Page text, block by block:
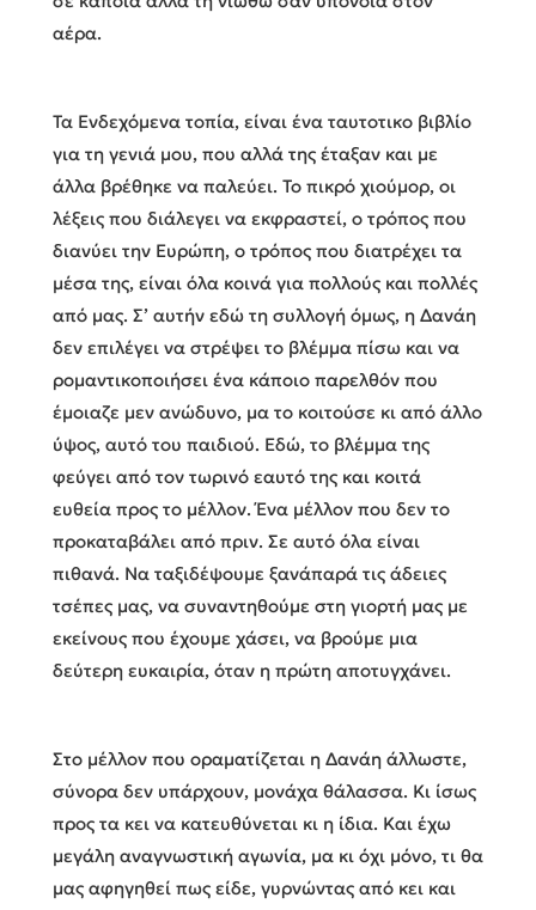
αέρα.
Τα Ενδεχόμενα τοπία, είναι ένα ταυτοτικο βιβλίο
για τη γενιά μου, που αλλά της έταξαν και με
άλλα βρέθηκε να παλεύει. Το πικρό χιούμορ, οι
λέξεις που διάλεγει να εκφραστεί, ο τρόπος που
διανύει την Ευρώπη, ο τρόπος που διατρέχει τα
μέσα της, είναι όλα κοινά για πολλούς και πολλές
από μας. Σ’ αυτήν εδώ τη συλλογή όμως, η Δανάη
δεν επιλέγει να στρέψει το βλέμμα πίσω και να
ρομαντικοποιήσει ένα κάποιο παρελθόν που
έμοιαζε μεν ανώδυνο, μα το κοιτούσε κι από άλλο
ύψος, αυτό του παιδιού. Εδώ, το βλέμμα της
φεύγει από τον τωρινό εαυτό της και κοιτά
ευθεία προς το μέλλον. Ένα μέλλον που δεν το
προκαταβάλει από πριν. Σε αυτό όλα είναι
πιθανά. Να ταξιδέψουμε ξανάπαρά τις άδειες
τσέπες μας, να συναντηθούμε στη γιορτή μας με
εκείνους που έχουμε χάσει, να βρούμε μια
δεύτερη ευκαιρία, όταν η πρώτη αποτυγχάνει.
Στο μέλλον που οραματίζεται η Δανάη άλλωστε,
σύνορα δεν υπάρχουν, μονάχα θάλασσα. Κι ίσως
προς τα κει να κατευθύνεται κι η ίδια. Και έχω
μεγάλη αναγνωστική αγωνία, μα κι όχι μόνο, τι θα
μας αφηγηθεί πως είδε, γυρνώντας από κει και